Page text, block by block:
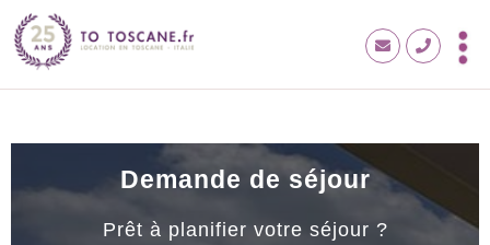
Demande de séjour
Prêt à planifier votre séjour ?